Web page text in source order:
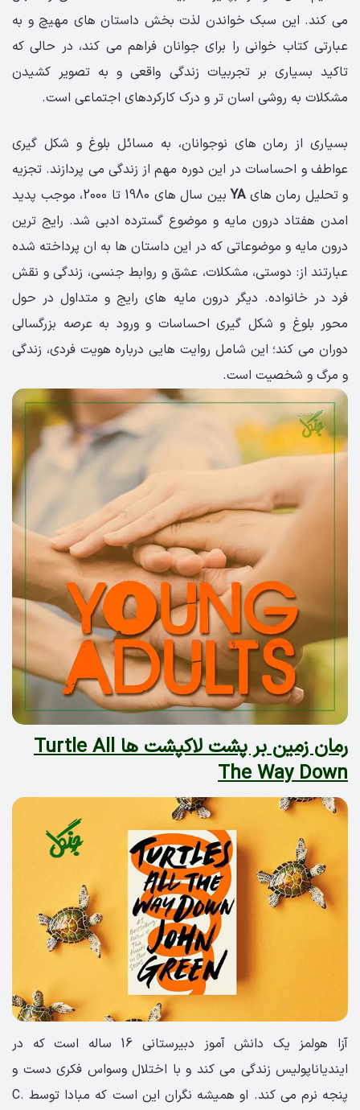
می کند. این سبک خواندن لذت بخش داستان های مهیچ و به
عبارتی کتاب خوانی را برای جوانان فراهم می کند، در حالی که
تاکید بسیاری بر تجربیات زندگی واقعی و به تصویر کشیدن
مشکلات به روشی اسان تر و درک کارکردهای اجتماعی است.
بسیاری از رمان های نوجوانان، به مسائل بلوغ و شکل گیری
عواطف و احساسات در این دوره مهم از زندگی می پردازند. تجزیه
و تحلیل رمان هایYA
بین سال های 1980 تا 2000، موجب پدید
امدن هفتاد درون مایه و موضوع گسترده ادبی شد. رایج ترین
درون مایه و موضوعاتی که در این داستان ها به ان پرداخته شده
عبارتند از: دوستی، مشکلات، عشق و روابط جنسی، زندگی و نقش
فرد در خانواده. دیگر درون مایه های رایج و متداول در حول
محور بلوغ و شکل گیری احساسات و ورود به عرصه بزرگسالی
دوران می کند؛ این شامل روایت هایی درباره هویت فردی، زندگی
و مرگ و شخصیت است.
رمان زمین بر پشت لاکپشت ها Turtle All
The Way Down
آزا هولمز یک دانش آموز دبیرستانی 16 ساله است که در
ایندیاناپولیس زندگی می کند و با اختلال وسواس فکری دست و
پنجه نرم می کند. او همیشه نگران این است که مبادا توسط C.